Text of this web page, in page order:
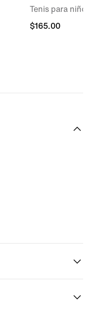
Tenis para niños
$165.00
$165.00